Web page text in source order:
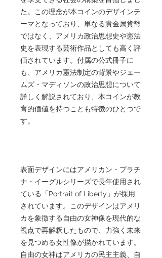
た。この理念が本コインのデザインテ
ーマとなっており、単なる貴金属貨幣
ではなく、アメリカ政治思想史や憲法
史を表現する芸術作品としても高く評
価されています。付属の公式冊子に
も、アメリカ憲法制定の背景やジェー
ムズ・マディソンの政治思想について
詳しく解説されており、本コインが教
育的価値を持つことも特徴のひとつで
す。
表面デザインにはアメリカン・プラチ
ナ・イーグルシリーズで長年使用され
ている「Portrait of Liberty」が採用
されています。このデザインはアメリ
カを象徴する自由の女神像を現代的な
視点で再解釈したもので、力強く未来
を見つめる女性像が描かれています。
自由の女神はアメリカの民主主義、自